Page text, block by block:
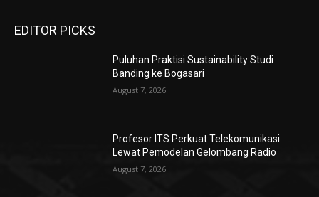
EDITOR PICKS
Puluhan Praktisi Sustainability Studi
Banding ke Bogasari
August 7, 2026
Profesor ITS Perkuat Telekomunikasi
Lewat Pemodelan Gelombang Radio
August 7, 2026